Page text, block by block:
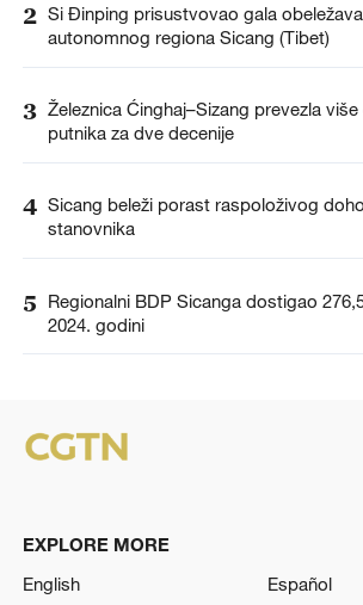
2 Si Đinping prisustvovao gala
autonomnog regiona Sicang (Tibet)
3 Železnica Ćinghaj–Sizang prevezla
putnika za dve decenije
4 Sicang beleži porast raspoloživog
stanovnika
5
Regionalni BDP Sicanga dostigao
2024. godini
EXPLORE MORE
English
Español